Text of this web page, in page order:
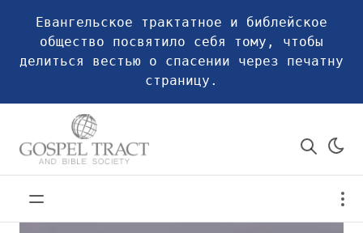
Евангельское трактатное и библейское
общество посвятило себя тому, чтобы
делиться вестью о спасении через печатну
страницу.